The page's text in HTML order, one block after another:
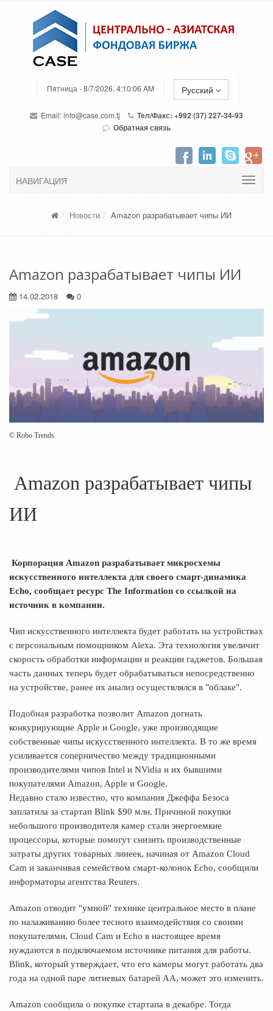
Пятница - 8/7/2026, 4:10:06 AM Русский
Email:info@case.com.tj
Тел/Факс: +992 (37) 227-34-93
Обратная связь
НАВИГАЦИЯ
Новости Amazon разрабатывает чипы ИИ
Amazon разрабатывает чипы ИИ
14.02.2018 0
© Robo Trends.
Amazon разрабатывает чипы
ИИ
Корпорация Amazon разрабатывает микросхемы
искусственного интеллекта для своего смарт-динамика
Echo, сообщает ресурс The Information со ссылкой на
источник в компании.
Чип искусственного интеллекта будет работать на устройствах
с персональным помощником Alexa. Эта технология увеличит
скорость обработки информации и реакции гаджетов. Большая
часть данных теперь будет обрабатываться непосредственно
на устройстве, ранее их анализ осуществлялся в "облаке".
Подобная разработка позволит Amazon догнать
конкурирующие Apple и Google, уже производящие
собственные чипы искусственного интеллекта. В то же время
усиливается соперничество между традиционными
производителями чипов Intel и NVidia и их бывшими
покупателями Amazon, Apple и Google.
Недавно стало известно, что компания Джеффа Безоса
заплатила за стартап Blink $90 млн. Причиной покупки
небольшого производителя камер стали энергоемкие
процессоры, которые помогут снизить производственные
затраты других товарных линеек, начиная от Amazon Cloud
Cam и заканчивая семейством смарт-колонок Echo, сообщили
информаторы агентства Reuters.
Amazon отводит "умной" технике центральное место в плане
по налаживанию более тесного взаимодействия со своими
покупателями. Cloud Cam и Echo в настоящее время
нуждаются в подключаемом источнике питания для работы.
Blink, который утверждает, что его камеры могут работать два
года на одной паре литиевых батарей AA, может это изменить.
Amazon сообщила о покупке стартапа в декабре. Тогда